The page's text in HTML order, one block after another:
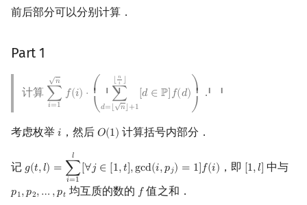
LGV 引理
最大团搜索算法
支配树
图上随机游走
前后部分可以分别计算．
Part 1
计算
√
𝑛
∑
𝑖=1
𝑓(𝑖) ⋅ ⎛⎜ ⎜ ⎜
⎝
⌊ 𝑛
𝑖 ⌋
∑
𝑑=⌊
√
𝑛⌋+1
[𝑑 ∈ ℙ]𝑓(𝑑) ⎞⎟ ⎟ ⎟
⎠
∑i =1 nf(i ⋅ ∑ = n + ni [d∈ P]f(d ) ．
考虑枚举 𝑖
i ，然后 𝑂(1)
O(1) 计算括号内部分．
记 𝑔(𝑡,𝑙) =
𝑙
∑
𝑖=1
[∀𝑗 ∈ [1,𝑡],gcd(𝑖,𝑝𝑗) = 1]𝑓(𝑖)
g(t,l)= ∑i 1l ∀j∈ [1, ],gcd(i,pj)=1]f( i) ，即 [1,𝑙]
1,l] 中与
𝑝1,𝑝2,… ,𝑝𝑡
p1,p2, …, pt 均互质的数的 𝑓
f 值之和．